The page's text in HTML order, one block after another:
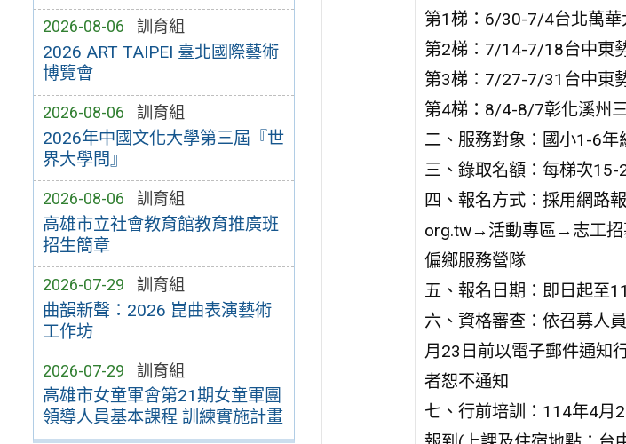
2026-08-06 訓育組
2026 ART TAIPEI 臺北國際藝術
博覽會
2026-08-06 訓育組
2026年中國文化大學第三屆『世
界大學問』
2026-08-06 訓育組
高雄市立社會教育館教育推廣班
招生簡章
2026-07-29 訓育組
曲韻新聲：2026 崑曲表演藝術
工作坊
2026-07-29 訓育組
高雄市女童軍會第21期女童軍團
領導人員基本課程 訓練實施計畫
第1梯：6/30-7/4台北萬華
第2梯：7/14-7/18台中東
第3梯：7/27-7/31台中東
第4梯：8/4-8/7彰化溪州
二、服務對象：國小1-6
三、錄取名額：每梯次15-
四、報名方式：採用網路
org.tw→活動專區→志工
偏鄉服務營隊
五、報名日期：即日起至
六、資格審查：依召募人
月23日前以電子郵件通知
者恕不通知
七、行前培訓：114年4月